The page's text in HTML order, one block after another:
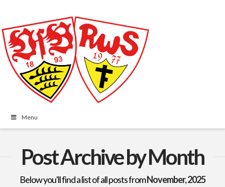
Menu
Post Archive by Month
Below you'll find a list of all posts fromNovember, 2025